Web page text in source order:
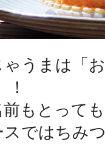
うまは「
！
前もとって
ではちみ